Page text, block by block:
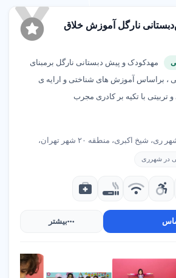
نارگل آموزش خلاق
مهدکودک و پیش دبستانی نارگل برمبنای
، براساس آموزش های شناختی و ارایه ی
با تکیه بر کادری مجرب
شیخ اکبری، منطقه ۲۰ شهر تهران،
در شهرری
بیشتر